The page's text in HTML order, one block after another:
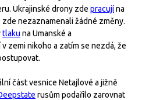
Ukrajinské drony zde pracujína
nezaznamenali žádné změny.
tlaku na Umanské a
zemi nikoho a zatím se nezdá, že
část vesnice Netajlové a jižně
rusům podařilo zarovnat